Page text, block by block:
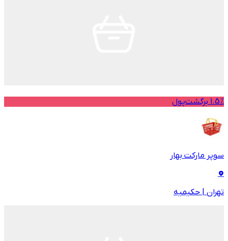
1.5% برگشت‌پول
سوپر مارکت بهار
تهران | حکیمیه